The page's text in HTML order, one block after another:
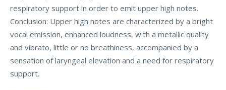
respiratory support in order to emit upper high notes.
Conclusion: Upper high notes are characterized by a bright
vocal emission, enhanced loudness, with a metallic quality
and vibrato, little or no breathiness, accompanied by a
sensation of laryngeal elevation and a need for respiratory
support.